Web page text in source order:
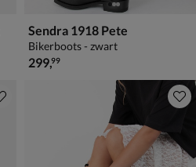
Sendra 1918 Pete
Bikerboots - zwart
€ 299,99
299,99